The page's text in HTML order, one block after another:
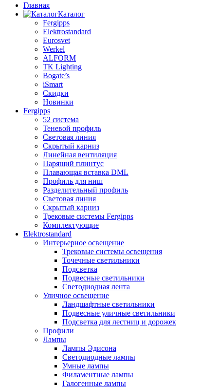
Главная
Каталог
Fergipps
Elektrostandard
Eurosvet
Werkel
ALFORM
TK Lighting
Bogate’s
iSmart
Скидки
Новинки
Fergipps
52 система
Теневой профиль
Световая линия
Скрытый карниз
Линейная вентиляция
Парящий плинтус
Плавающая вставка DML
Профиль для ниш
Разделительный профиль
Световая линия
Скрытый карниз
Трековые системы Fergipps
Комплектующие
Elektrostandard
Интерьерное освещение
Трековые системы освещения
Точечные светильники
Подсветка
Подвесные светильники
Светодиодная лента
Уличное освещение
Ландшафтные светильники
Подвесные уличные светильники
Подсветка для лестниц и дорожек
Профили
Лампы
Лампы Эдисона
Светодиодные лампы
Умные лампы
Филаментные лампы
Галогенные лампы